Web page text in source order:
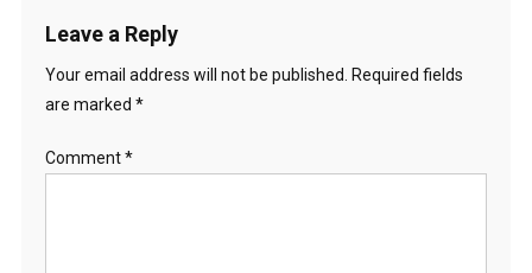
Leave a Reply
Your email address will not be published. Required fields
are marked *
Comment*